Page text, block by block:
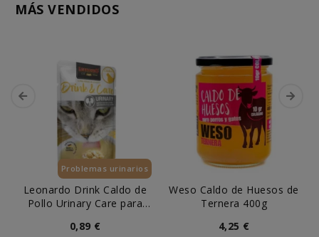
MÁS VENDIDOS
Esenciales
Problemas urinarios
Leonardo Drink Caldo de
Pollo Urinary Care para
0,89 €
Weso Caldo de Huesos de
Ternera 400g
4,25 €